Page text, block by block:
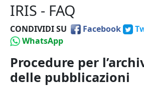
IRIS - FAQ
CONDIVIDI SU Facebook
WhatsApp
Procedure per
delle pubblicazioni